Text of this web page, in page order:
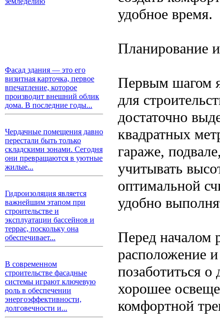
Фасад здания — это его
визитная карточка, первое
впечатление, которое
производит внешний облик
дома. В последние годы...
Чердачные помещения давно
перестали быть только
складскими зонами. Сегодня
они превращаются в уютные
жилые...
Гидроизоляция является
важнейшим этапом при
строительстве и
эксплуатации бассейнов и
террас, поскольку она
обеспечивает...
В современном
строительстве фасадные
системы играют ключевую
роль в обеспечении
энергоэффективности,
долговечности и...
удобное время.
Планирование
Первым шагом
для
достаточно
квадратных
гараже,
учитывать
оптимальной
удобно
Перед началом
расположение
позаботиться
хорошее
комфортной